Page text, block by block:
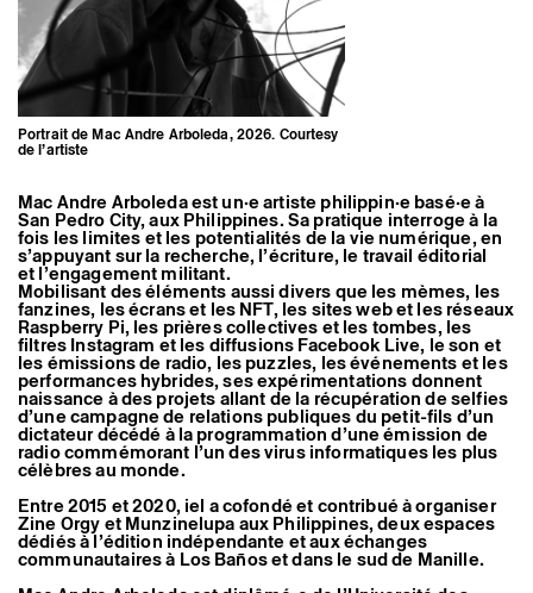
Artistes associé·es
Hors-les-murs
Ancien·nes résident·es et artistes associé·es
Portrait de Mac Andre Arboleda, 2026. Courtesy
de l’artiste
Mac Andre Arboleda est un·e artiste philippin·e basé·e à
San Pedro City, aux Philippines. Sa pratique interroge à la
fois les limites et les potentialités de la vie numérique, en
s’appuyant sur la recherche, l’écriture, le travail éditorial
et l’engagement militant.
Mobilisant des éléments aussi divers que les mèmes, les
fanzines, les écrans et les NFT, les sites web et les réseaux
Raspberry Pi, les prières collectives et les tombes, les
filtres Instagram et les diffusions Facebook Live, le son et
les émissions de radio, les puzzles, les événements et les
performances hybrides, ses expérimentations donnent
naissance à des projets allant de la récupération de selfies
d’une campagne de relations publiques du petit-fils d’un
dictateur décédé à la programmation d’une émission de
radio commémorant l’un des virus informatiques les plus
célèbres au monde.
Entre 2015 et 2020, iel a cofondé et contribué à organiser
Zine Orgy et Munzinelupa aux Philippines, deux espaces
dédiés à l’édition indépendante et aux échanges
communautaires à Los Baños et dans le sud de Manille.